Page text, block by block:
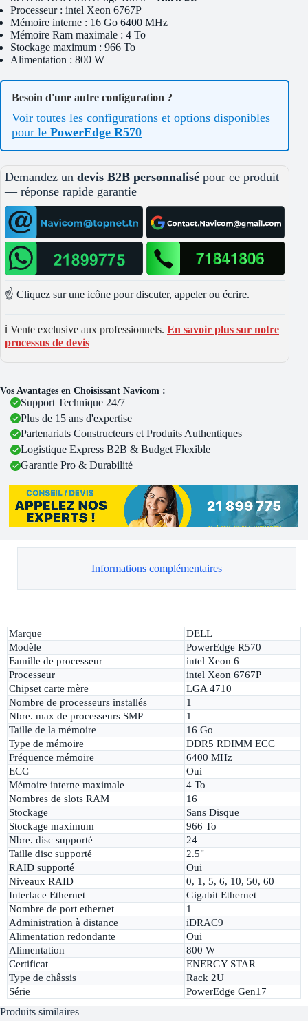
Processeur : intel Xeon 6767P
Mémoire interne : 16 Go 6400 MHz
Mémoire Ram maximale : 4 To
Stockage maximum : 966 To
Alimentation : 800 W
Besoin d'une autre configuration ?
Voir toutes les configurations et options disponibles
pour le PowerEdge R570
Demandez un devis B2B personnalisé pour ce produit
— réponse rapide garantie
☝️ Cliquez sur une icône pour discuter, appeler ou écrire.
ℹ️ Vente exclusive aux professionnels. En savoir plus sur notre
processus de devis
Vos Avantages en Choisissant Navicom :
Support Technique 24/7
Plus de 15 ans d'expertise
Partenariats Constructeurs et Produits Authentiques
Logistique Express B2B & Budget Flexible
Garantie Pro & Durabilité
Informations complémentaires
Marque
DELL
Modèle
PowerEdge R570
Famille de processeur
intel Xeon 6
Processeur
intel Xeon 6767P
Chipset carte mère
LGA 4710
Nombre de processeurs installés
1
Nbre. max de processeurs SMP
1
Taille de la mémoire
16 Go
Type de mémoire
DDR5 RDIMM ECC
Fréquence mémoire
6400 MHz
ECC
Oui
Mémoire interne maximale
4 To
Nombres de slots RAM
16
Stockage
Sans Disque
Stockage maximum
966 To
Nbre. disc supporté
24
Taille disc supporté
2.5"
RAID supporté
Oui
Niveaux RAID
0, 1, 5, 6, 10, 50, 60
Interface Ethernet
Gigabit Ethernet
Nombre de port ethernet
1
Administration à distance
iDRAC9
Alimentation redondante
Oui
Alimentation
800 W
Certificat
ENERGY STAR
Type de châssis
Rack 2U
Série
PowerEdge Gen17
Produits similaires